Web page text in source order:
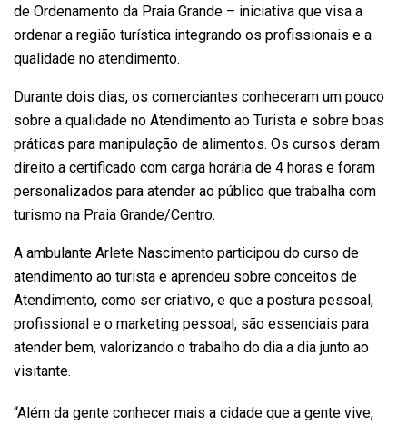
de Ordenamento da Praia Grande – iniciativa que visa a
ordenar a região turística integrando os profissionais e a
qualidade no atendimento.
Durante dois dias, os comerciantes conheceram um pouco
sobre a qualidade no Atendimento ao Turista e sobre boas
práticas para manipulação de alimentos. Os cursos deram
direito a certificado com carga horária de 4 horas e foram
personalizados para atender ao público que trabalha com
turismo na Praia Grande/Centro.
A ambulante Arlete Nascimento participou do curso de
atendimento ao turista e aprendeu sobre conceitos de
Atendimento, como ser criativo, e que a postura pessoal,
profissional e o marketing pessoal, são essenciais para
atender bem, valorizando o trabalho do dia a dia junto ao
visitante.
“Além da gente conhecer mais a cidade que a gente vive,